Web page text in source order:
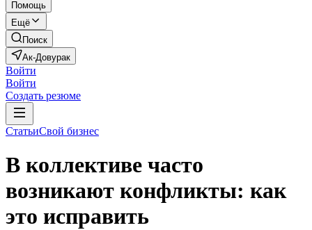
Помощь
Ещё
Поиск
Ак-Довурак
Войти
Войти
Создать резюме
СтатьиСвой бизнес
В коллективе часто
возникают конфликты: как
это исправить